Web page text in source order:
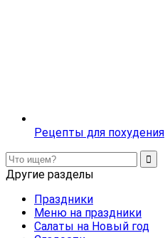
Рецепты для похудения
Другие разделы
Праздники
Меню на праздники
Салаты на Новый год